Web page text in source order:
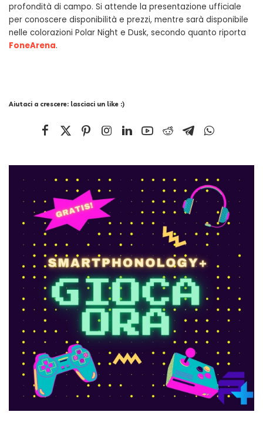
profondità di campo. Si attende la presentazione ufficiale
per conoscere disponibilità e prezzi, mentre sarà disponibile
nelle colorazioni Polar Night e Dusk, secondo quanto riporta
FoneArena.
Aiutaci a crescere: lasciaci un like :)